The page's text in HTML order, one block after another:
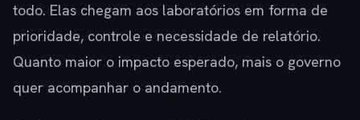
todo. Elas chegam aos laboratórios em forma de
prioridade, controle e necessidade de relatório.
Quanto maior o impacto esperado, mais o governo
quer acompanhar o andamento.